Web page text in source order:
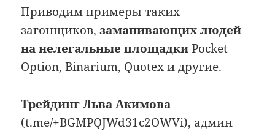
Приводим примеры таких
загонщиков,заманивающих людей
на нелегальные площадкиPocket
Option, Binarium, Quotex и другие.
Трейдинг Льва Акимова
(t.me/+BGMPQJWd31c2OWVi), админ